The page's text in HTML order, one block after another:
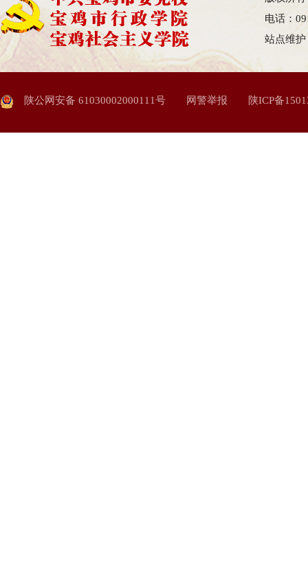
电话：
站点维
陕公网安备 61030002000111号 网警举报 陕ICP备